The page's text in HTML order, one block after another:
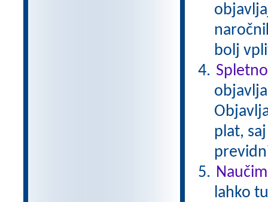
bolj
plat,
lahko